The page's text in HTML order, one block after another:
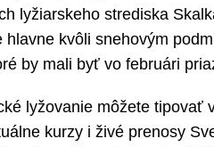
lyžiarskeho strediska
kvôli snehovým
by mali byť vo februári
lyžovanie môžete tipovať
kurzy i živé prenosy